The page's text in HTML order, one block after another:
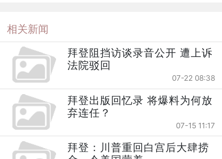
相关新闻
拜登阻挡访谈录音公开 遭上诉
法院驳回
07-22 08:38
拜登出版回忆录 将爆料为何放
弃连任？
07-15 11:17
拜登：川普重回白宫后大肆捞